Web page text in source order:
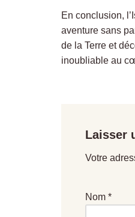
En conclusion,
aventure sans
de la Terre et
inoubliable au
Laisser
Votre
Nom *